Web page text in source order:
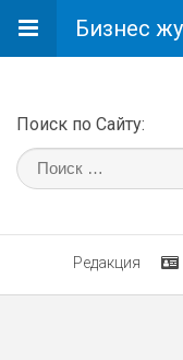
Бизнес
Поиск по Сайту:
Редакция